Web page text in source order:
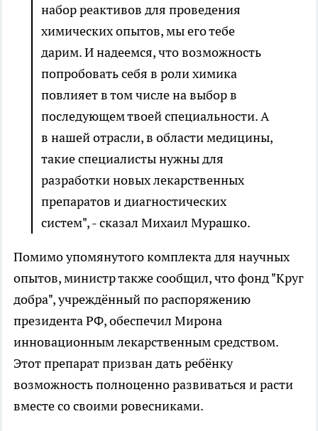
набор реактивов для проведения
химических опытов, мы его тебе
дарим. И надеемся, что возможность
попробовать себя в роли химика
повлияет в том числе на выбор в
последующем твоей специальности. А
в нашей отрасли, в области медицины,
такие специалисты нужны для
разработки новых лекарственных
препаратов и диагностических
систем", - сказал Михаил Мурашко.
Помимо упомянутого комплекта для научных
опытов, министр также сообщил, что фонд "Круг
добра", учреждённый по распоряжению
президента РФ, обеспечил Мирона
инновационным лекарственным средством.
Этот препарат призван дать ребёнку
возможность полноценно развиваться и расти
вместе со своими ровесниками.